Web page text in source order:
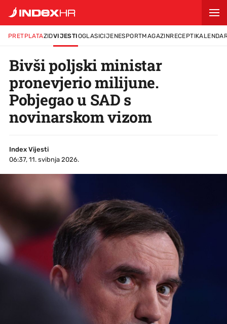
PRETPLATAZIDVIJESTIOGLASICIJENESPORTMAGAZINRECEPTI
Bivši poljski ministar
pronevjerio milijune.
Pobjegao u SAD s
novinarskom vizom
Index Vijesti
06:37, 11. svibnja 2026.